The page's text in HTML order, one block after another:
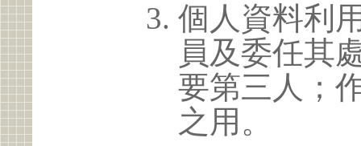
個人資料利
員及委任其
要第三人；
之用。